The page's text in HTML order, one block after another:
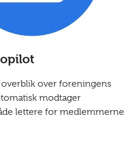
over foreningens
modtager
lettere for medlemmerne